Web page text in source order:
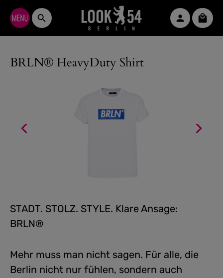
Zum Hauptinhalt springen
BRLN® HeavyDuty Shirt
STADT. STOLZ. STYLE. Klare Ansage:
BRLN®
Mehr muss man nicht sagen. Für alle, die
Berlin nicht nur fühlen, sondern auch